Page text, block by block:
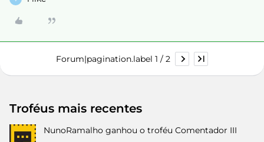
Forum|pagination.label 1 / 2
Troféus mais recentes
NunoRamalho ganhou o troféu Comentador III